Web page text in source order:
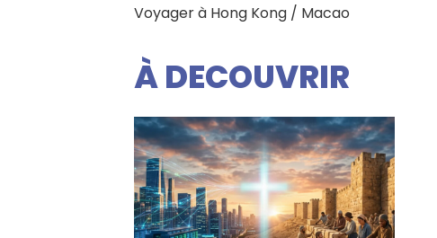
Voyager à Hong Kong / Macao
À DECOUVRIR